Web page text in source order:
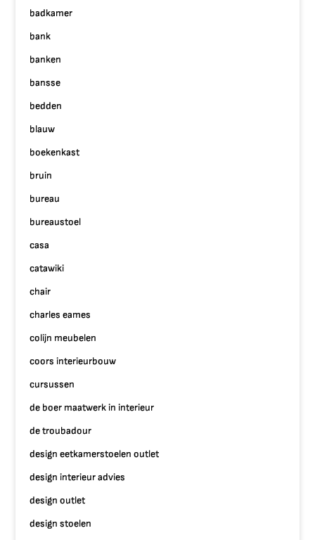
badkamer
bank
banken
bansse
bedden
blauw
boekenkast
bruin
bureau
bureaustoel
casa
catawiki
chair
charles eames
colijn meubelen
coors interieurbouw
cursussen
de boer maatwerk in interieur
de troubadour
design eetkamerstoelen outlet
design interieur advies
design outlet
design stoelen